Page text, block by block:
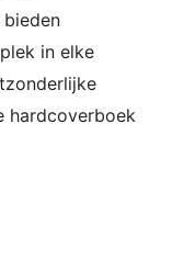
in elke
hardcoverboek